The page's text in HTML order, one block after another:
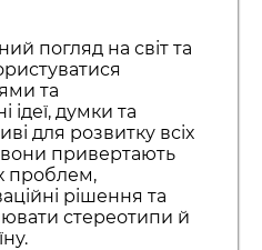
погляд на світ та
та
ідеї, думки та
для розвитку всіх
вони привертають
проблем,
рішення та
стереотипи й